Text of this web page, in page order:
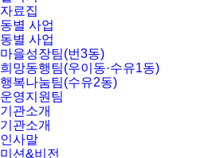
자료집
동별 사업
동별 사업
마을성장팀(번3동)
희망동행팀(우이동·수유1동)
행복나눔팀(수유2동)
운영지원팀
기관소개
기관소개
인사말
미션&비전